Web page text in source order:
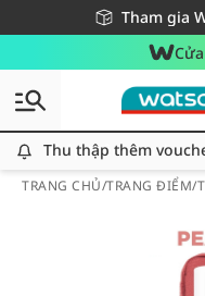
Tham gia
Miễn phí giao
Giao hàng nhanh
Thu thập thêm
TRANG CHỦ/TRANG ĐIỂM/